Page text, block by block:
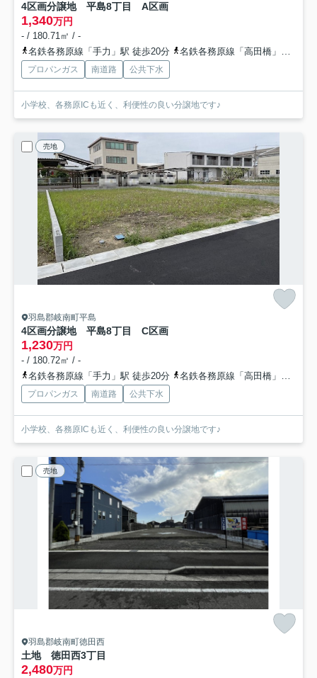
4区画分譲地 平島8丁目 A区画
1,340万円
- / 180.71㎡ / -
名鉄各務原線「手力」駅 徒歩20分
名鉄各務原線「高田橋」駅 徒歩22分
プロパンガス 南道路 公共下水
小学校、各務原ICも近く、利便性の良い分譲地です♪
売地
羽島郡岐南町平島
4区画分譲地 平島8丁目 C区画
1,230万円
- / 180.72㎡ / -
名鉄各務原線「手力」駅 徒歩20分
名鉄各務原線「高田橋」駅 徒歩22分
プロパンガス 南道路 公共下水
小学校、各務原ICも近く、利便性の良い分譲地です♪
売地
羽島郡岐南町徳田西
土地 徳田西3丁目
2,480万円